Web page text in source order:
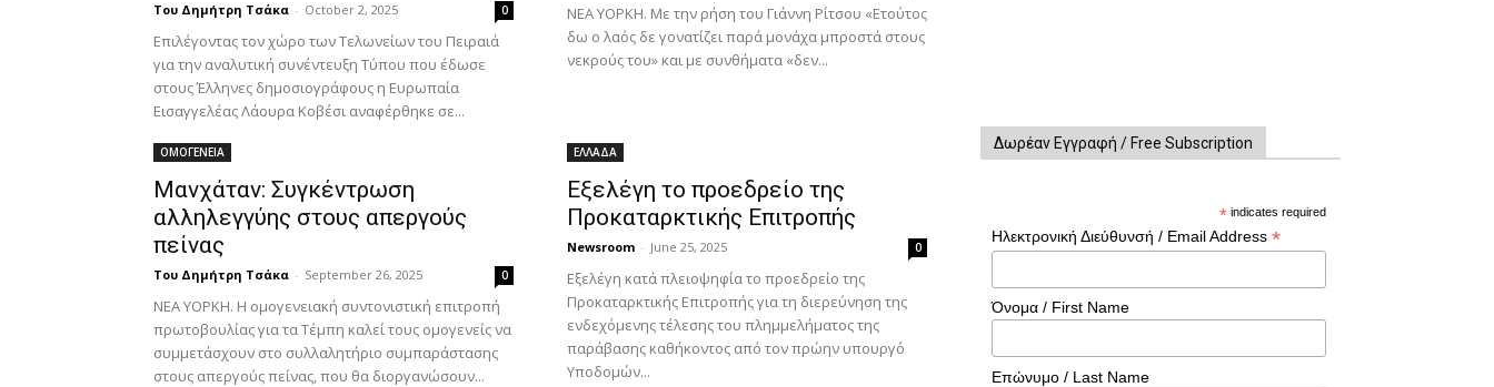
Του Δημήτρη Τσάκα - October 2, 2025 0
Επιλέγοντας τον χώρο των Τελωνείων του Πειραιά
για την αναλυτική συνέντευξη Τύπου που έδωσε
στους Έλληνες δημοσιογράφους η Ευρωπαία
Εισαγγελέας Λάουρα Κοβέσι αναφέρθηκε σε...
ΝΕΑ ΥΟΡΚΗ. Με την ρήση του Γιάννη Ρίτσου «Ετούτος
δω ο λαός δε γονατίζει παρά μονάχα μπροστά στους
νεκρούς του» και με συνθήματα «δεν...
ΟΜΟΓΕΝΕΙΑ
Μανχάταν: Συγκέντρωση
αλληλεγγύης στους απεργούς
πείνας
Του Δημήτρη Τσάκα - September 26, 2025 0
ΝΕΑ ΥΟΡΚΗ. Η ομογενειακή συντονιστική επιτροπή
πρωτοβουλίας για τα Τέμπη καλεί τους ομογενείς να
συμμετάσχουν στο συλλαλητήριο συμπαράστασης
στους απεργούς πείνας, που θα διοργανώσουν...
ΕΛΛΑΔΑ
Εξελέγη το προεδρείο της
Προκαταρκτικής Επιτροπής
Newsroom - June 25, 2025 0
Εξελέγη κατά πλειοψηφία το προεδρείο της
Προκαταρκτικής Επιτροπής για τη διερεύνηση της
ενδεχόμενης τέλεσης του πλημμελήματος της
παράβασης καθήκοντος από τον πρώην υπουργό
Υποδομών...
Δωρέαν Εγγραφή / Free Subscription
* indicates required
Ηλεκτρονική Διεύθυνσή / Email Address *
Όνομα / First Name
Επώνυμο / Last Name